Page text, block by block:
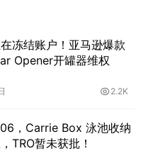
冻结账户！亚马逊爆款
Opener开罐器维权
2.2K
，Carrie Box 泳池收纳
TRO暂未获批！